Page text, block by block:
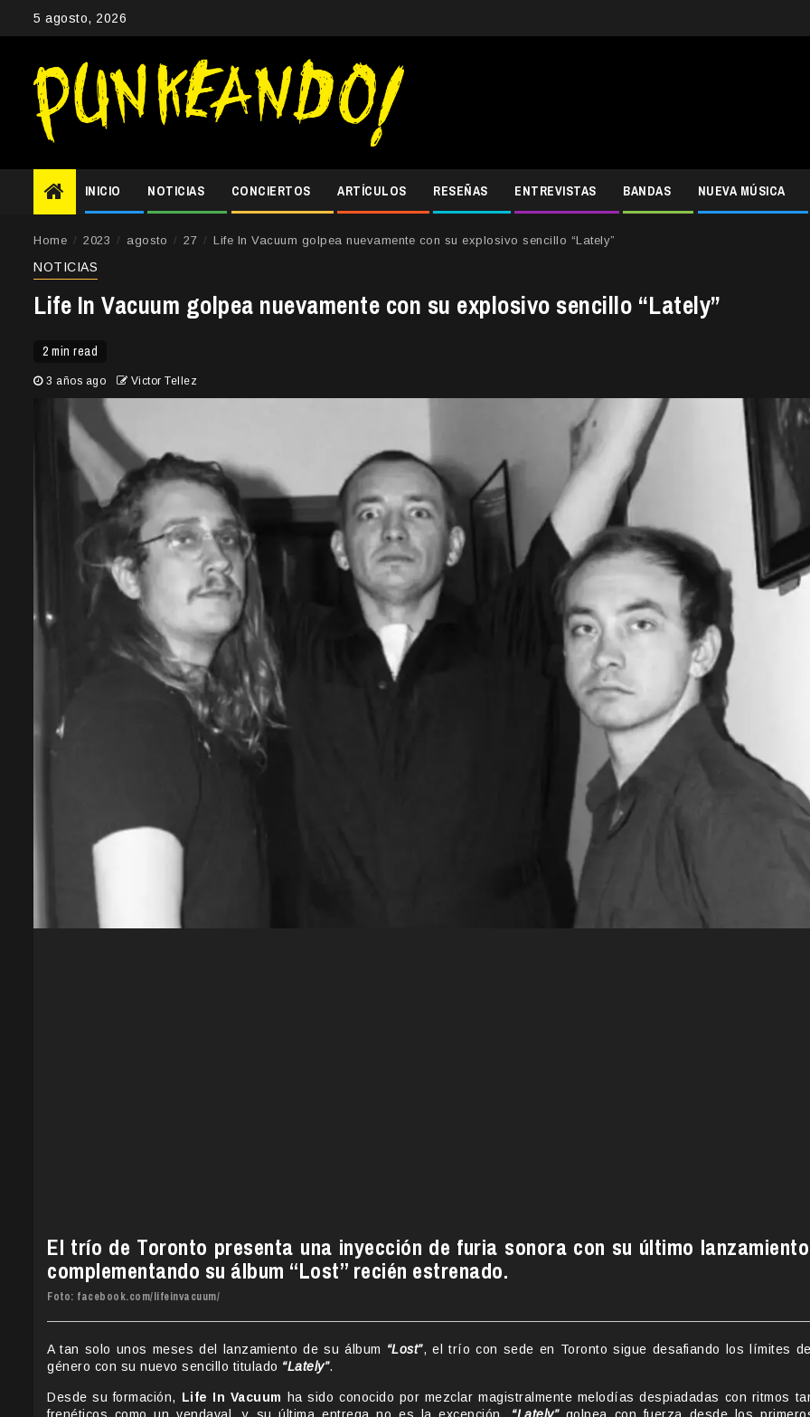
5 agosto, 2026
INICIO NOTICIAS CONCIERTOS ARTÍCULOS RESEÑAS ENTREVISTAS BANDAS NUEVA MÚSICA
Home 2023 agosto 27 Life In Vacuum golpea nuevamente con su explosivo sencillo “Lately”
NOTICIAS
Life In Vacuum golpea nuevamente con su explosivo sencillo “Lately”
2 min read
3 años ago Victor Tellez
El trío de Toronto presenta una inyección de furia sonora con su último
complementando su álbum “Lost” recién estrenado.
Foto: facebook.com/lifeinvacuum/
A tan solo unos meses del lanzamiento de su álbum “Lost”, el trío con sede en Toronto sigue desafiando los límites
género con su nuevo sencillo titulado “Lately”.
Desde su formación, Life In Vacuum
ha sido conocido por mezclar magistralmente melodías despiadadas con ritmos